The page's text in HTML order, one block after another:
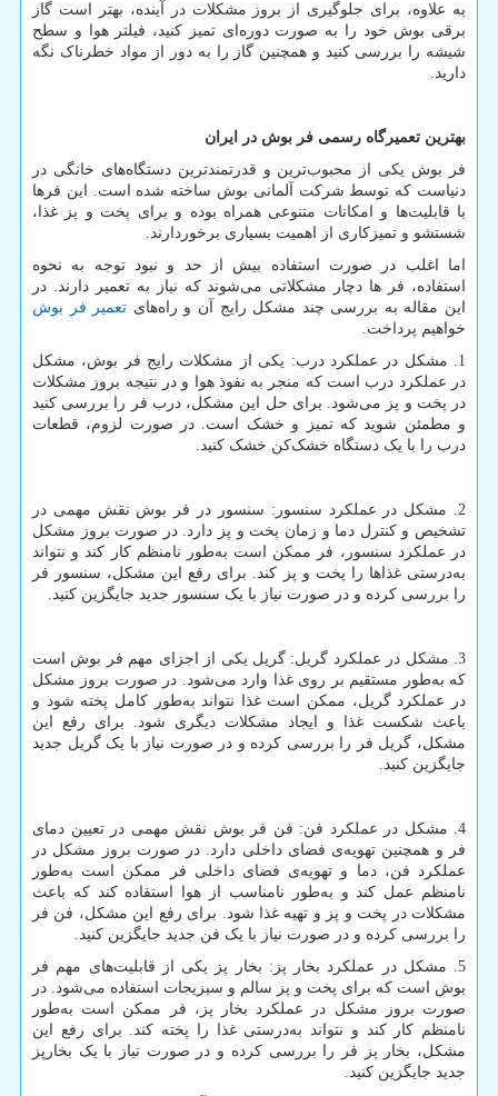
به علاوه، برای جلوگیری از بروز مشکلات در آینده، بهتر است گاز
برقی بوش خود را به صورت دوره‌ای تمیز کنید، فیلتر هوا و سطح
شیشه را بررسی کنید و همچنین گاز را به دور از مواد خطرناک نگه
دارید.
بهترین تعمیرگاه رسمی فر بوش در ایران
فر بوش یکی از محبوب‌ترین و قدرتمندترین دستگاه‌های خانگی در
دنیاست که توسط شرکت آلمانی بوش ساخته شده است. این فرها
با قابلیت‌ها و امکانات متنوعی همراه بوده و برای پخت و پز غذا،
شستشو و تمیزکاری از اهمیت بسیاری برخوردارند.
اما اغلب در صورت استفاده بیش از حد و نبود توجه به نحوه
استفاده، فر ها دچار مشکلاتی می‌شوند که نیاز به تعمیر دارند. در
این مقاله به بررسی چند مشکل رایج آن و راه‌های تعمیر فر بوش
خواهیم پرداخت.
1. مشکل در عملکرد درب: یکی از مشکلات رایج فر بوش، مشکل
در عملکرد درب است که منجر به نفوذ هوا و در نتیجه بروز مشکلات
در پخت و پز می‌شود. برای حل این مشکل، درب فر را بررسی کنید
و مطمئن شوید که تمیز و خشک است. در صورت لزوم، قطعات
درب را با یک دستگاه خشک‌کن خشک کنید.
2. مشکل در عملکرد سنسور: سنسور در فر بوش نقش مهمی در
تشخیص و کنترل دما و زمان پخت و پز دارد. در صورت بروز مشکل
در عملکرد سنسور، فر ممکن است به‌طور نامنظم کار کند و نتواند
به‌درستی غذاها را پخت و پز کند. برای رفع این مشکل، سنسور فر
را بررسی کرده و در صورت نیاز با یک سنسور جدید جایگزین کنید.
3. مشکل در عملکرد گریل: گریل یکی از اجزای مهم فر بوش است
که به‌طور مستقیم بر روی غذا وارد می‌شود. در صورت بروز مشکل
در عملکرد گریل، ممکن است غذا نتواند به‌طور کامل پخته شود و
باعث شکست غذا و ایجاد مشکلات دیگری شود. برای رفع این
مشکل، گریل فر را بررسی کرده و در صورت نیاز با یک گریل جدید
جایگزین کنید.
4. مشکل در عملکرد فن: فن فر بوش نقش مهمی در تعیین دمای
فر و همچنین تهویه‌ی فضای داخلی دارد. در صورت بروز مشکل در
عملکرد فن، دما و تهویه‌ی فضای داخلی فر ممکن است به‌طور
نامنظم عمل کند و به‌طور نامناسب از هوا استفاده کند که باعث
مشکلات در پخت و پز و تهیه غذا شود. برای رفع این مشکل، فن فر
را بررسی کرده و در صورت نیاز با یک فن جدید جایگزین کنید.
5. مشکل در عملکرد بخار پز: بخار پز یکی از قابلیت‌های مهم فر
بوش است که برای پخت و پز سالم و سبزیجات استفاده می‌شود. در
صورت بروز مشکل در عملکرد بخار پز، فر ممکن است به‌طور
نامنظم کار کند و نتواند به‌درستی غذا را پخته کند. برای رفع این
مشکل، بخار پز فر را بررسی کرده و در صورت نیاز با یک بخارپز
جدید جایگزین کنید.